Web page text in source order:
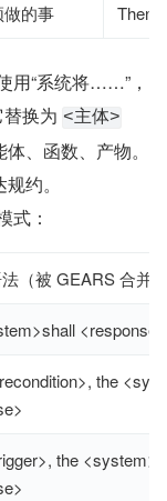
的事 Then/
用“系统将……”，
换为 <主体>
、函数、产物。
约。
式：
（被 GEARS 合并
<response>
the
the